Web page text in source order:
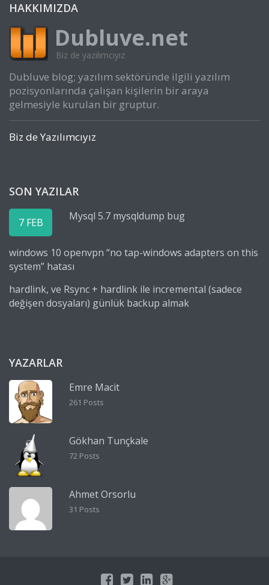
HAKKIMIZDA
Dubluve.net
Biz de yazılımcıyız
Dubluve blog; yazılım sektöründe ilgili yazılım
pozisyonlarında çalışan kişilerin bir araya
gelmesiyle kurulan bir gruptur.
Biz de Yazılımcıyız
SON YAZILAR
7 FEB Mysql 5.7 mysqldump bug
windows 10 openvpn “no tap-windows adapters on this
system” hatası
hardlink, ve Rsync + hardlink ile incremental (sadece
değişen dosyaları) günlük backup almak
YAZARLAR
Emre Macit
261 Posts
Gökhan Tunçkale
72 Posts
Ahmet Orsorlu
31 Posts